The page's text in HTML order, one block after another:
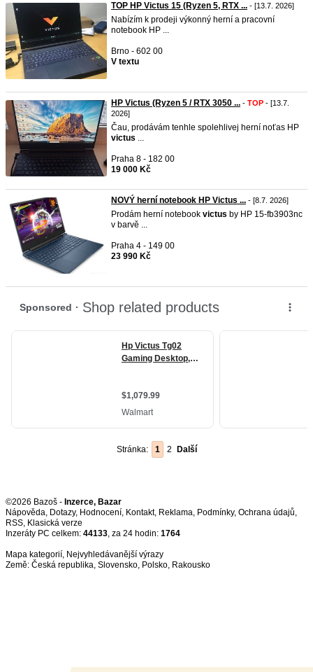
TOP HP Victus 15 (Ryzen 5, RTX ... - [13.7. 2026]
Nabízím k prodeji výkonný herní a pracovní
notebook HP ...
Brno - 602 00
V textu
HP Victus (Ryzen 5 / RTX 3050 ... - TOP - [13.7.
2026]
Čau, prodávám tenhle spolehlivej herní noťas HP
victus ...
Praha 8 - 182 00
19 000 Kč
NOVÝ herní notebook HP Victus ... - [8.7. 2026]
Prodám herní notebook victus by HP 15-fb3903nc
v barvě ...
Praha 4 - 149 00
23 990 Kč
Stránka: 1 2 Další
©2026 Bazoš - Inzerce, Bazar
Nápověda, Dotazy, Hodnocení, Kontakt, Reklama, Podmínky, Ochrana údajů,
RSS,
Inzeráty PC celkem: 44133, za 24 hodin: 1764
Mapa kategorií, Nejvyhledávanější výrazy
Země: Česká republika, Slovensko, Polsko, Rakousko